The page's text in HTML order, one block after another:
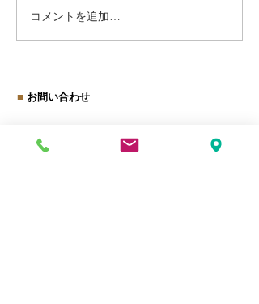
受けてみませんか？経営
コメントを追加…
■ お問い合わせ